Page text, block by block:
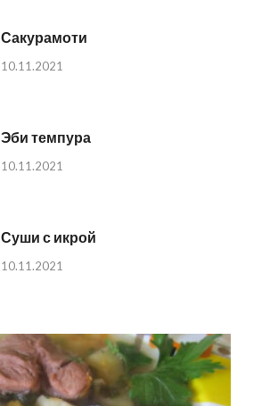
Сакурамоти
10.11.2021
Эби темпура
10.11.2021
Суши с икрой
10.11.2021